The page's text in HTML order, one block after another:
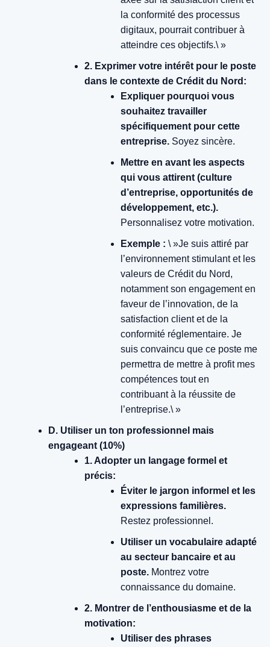
la conformité des processus
digitaux, pourrait contribuer à
atteindre ces objectifs.\ »
2. Exprimer votre intérêt pour le poste
dans le contexte de Crédit du Nord:
Expliquer pourquoi vous
souhaitez travailler
spécifiquement pour cette
entreprise. Soyez sincère.
Mettre en avant les aspects
qui vous attirent (culture
d’entreprise, opportunités de
développement, etc.).
Personnalisez votre motivation.
Exemple : \ »Je suis attiré par
l’environnement stimulant et les
valeurs de Crédit du Nord,
notamment son engagement en
faveur de l’innovation, de la
satisfaction client et de la
conformité réglementaire. Je
suis convaincu que ce poste me
permettra de mettre à profit mes
compétences tout en
contribuant à la réussite de
l’entreprise.\ »
D. Utiliser un ton professionnel mais
engageant (10%)
1. Adopter un langage formel et
précis:
Éviter le jargon informel et les
expressions familières.
Restez professionnel.
Utiliser un vocabulaire adapté
au secteur bancaire et au
poste. Montrez votre
connaissance du domaine.
2. Montrer de l’enthousiasme et de la
motivation:
Utiliser des phrases